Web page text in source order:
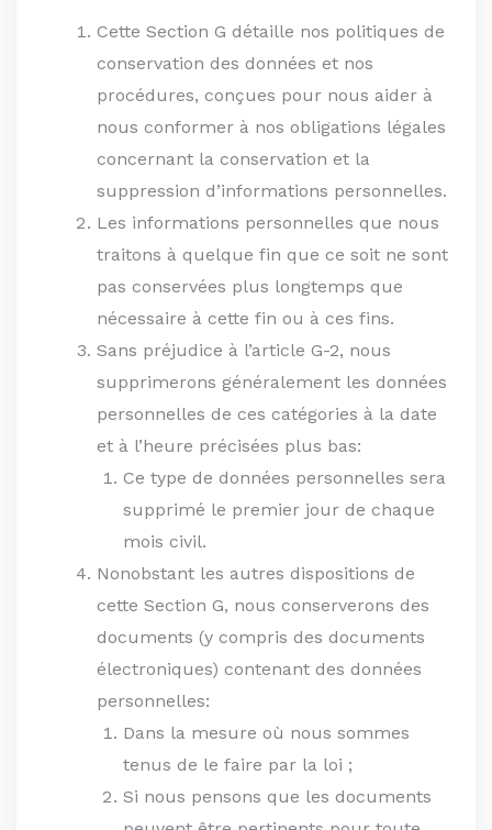
Cette Section G détaille nos politiques de
conservation des données et nos
procédures, conçues pour nous aider à
nous conformer à nos obligations légales
concernant la conservation et la
suppression d’informations personnelles.
Les informations personnelles que nous
traitons à quelque fin que ce soit ne sont
pas conservées plus longtemps que
nécessaire à cette fin ou à ces fins.
Sans préjudice à l’article G-2, nous
supprimerons généralement les données
personnelles de ces catégories à la date
et à l’heure précisées plus bas:
Ce type de données personnelles sera
supprimé le premier jour de chaque
mois civil.
Nonobstant les autres dispositions de
cette Section G, nous conserverons des
documents (y compris des documents
électroniques) contenant des données
personnelles:
Dans la mesure où nous sommes
tenus de le faire par la loi ;
Si nous pensons que les documents